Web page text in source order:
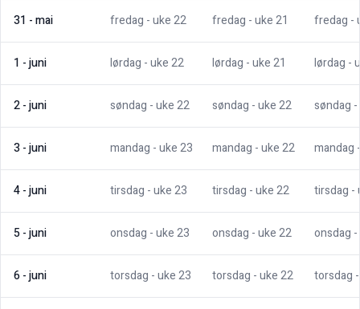
31 -mai fredag - uke22 fredag - uke21 fredag -
1 -juni lørdag - uke22 lørdag - uke21 lørdag -
2-juni søndag - uke22 søndag - uke22 søndag
3 -juni mandag - uke23 mandag - uke22 mandag
4-juni tirsdag - uke23 tirsdag - uke22 tirsdag -
5-juni onsdag - uke23 onsdag - uke22 onsdag
6-juni torsdag - uke23 torsdag - uke22 torsdag